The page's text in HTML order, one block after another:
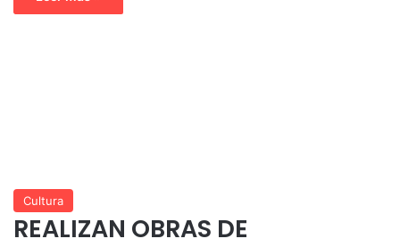
Cultura
REALIZAN OBRAS DE